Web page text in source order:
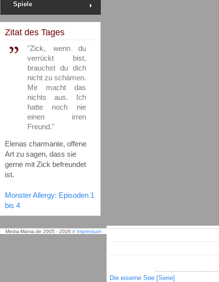
Spiele
Zitat des Tages
"Zick, wenn du
verrückt bist,
brauchst du dich
nicht zu schämen.
Mir macht das
nichts aus. Ich
hatte noch nie
einen irren
Freund."
Elenas charmante, offene
Art zu sagen, dass sie
gerne mit Zick befreundet
ist.
Monster Allergy: Episoden 1
bis 4
Die eiserne See [Serie]
Media-Mania.de 2005 - 2026 // Impressum